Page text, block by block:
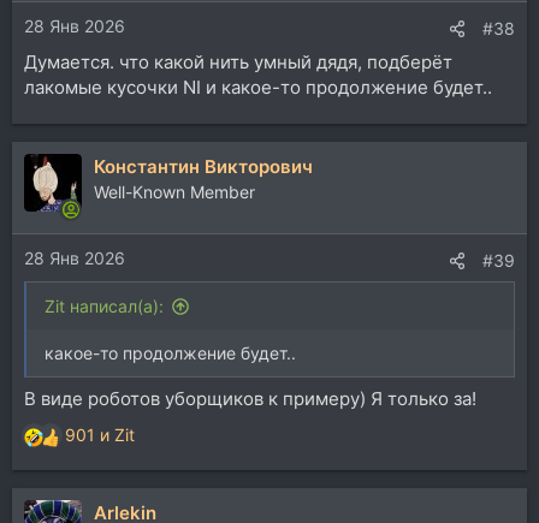
28 Янв 2026 #38
Думается. что какой нить умный дядя, подберёт
лакомые кусочки NI и какое-то продолжение будет..
Константин Викторович
Well-Known Member
28 Янв 2026 #39
Zit написал(а):
какое-то продолжение будет..
В виде роботов уборщиков к примеру) Я только за!
Р
е
а
к
901 и Zit
Arlekin